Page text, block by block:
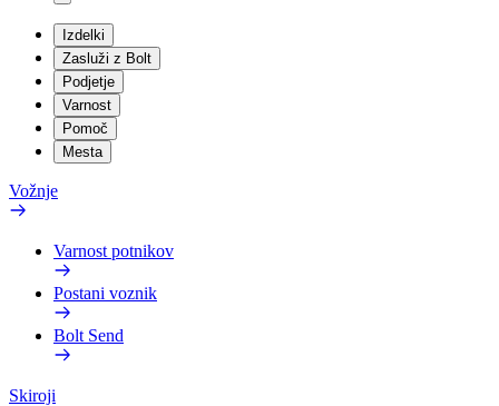
Izdelki
Zasluži z Bolt
Podjetje
Varnost
Pomoč
Mesta
Vožnje
Varnost potnikov
Postani voznik
Bolt Send
Skiroji